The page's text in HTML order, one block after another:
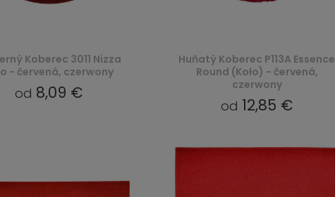
Koberec 3011 Nizza
- červená, czerwony
od 8,09 €
Huňatý Koberec P113A Essence
Round (Koło) - červená,
czerwony
od 12,85 €